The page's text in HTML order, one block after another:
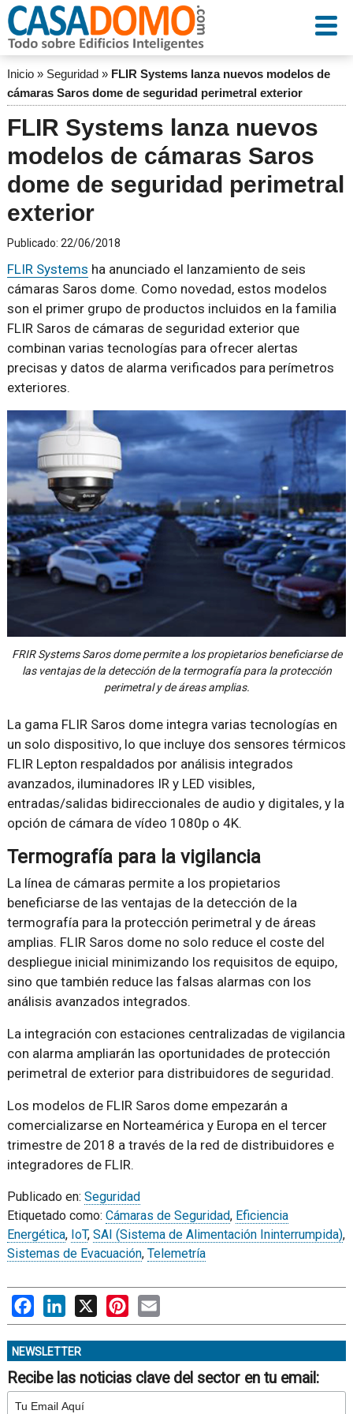
Inicio» Seguridad» FLIR Systems lanza nuevos modelos de
cámaras Saros dome de seguridad perimetral exterior
FLIR Systems lanza nuevos
modelos de cámaras Saros
dome de seguridad perimetral
exterior
Publicado: 22/06/2018
FLIR Systems ha anunciado el lanzamiento de seis
cámaras Saros dome. Como novedad, estos modelos
son el primer grupo de productos incluidos en la familia
FLIR Saros de cámaras de seguridad exterior que
combinan varias tecnologías para ofrecer alertas
precisas y datos de alarma verificados para perímetros
exteriores.
FRIR Systems Saros dome permite a los propietarios beneficiarse de
las ventajas de la detección de la termografía para la protección
perimetral y de áreas amplias.
La gama FLIR Saros dome integra varias tecnologías en
un solo dispositivo, lo que incluye dos sensores térmicos
FLIR Lepton respaldados por análisis integrados
avanzados, iluminadores IR y LED visibles,
entradas/salidas bidireccionales de audio y digitales, y la
opción de cámara de vídeo 1080p o 4K.
Termografía para la vigilancia
La línea de cámaras permite a los propietarios
beneficiarse de las ventajas de la detección de la
termografía para la protección perimetral y de áreas
amplias. FLIR Saros dome no solo reduce el coste del
despliegue inicial minimizando los requisitos de equipo,
sino que también reduce las falsas alarmas con los
análisis avanzados integrados.
La integración con estaciones centralizadas de vigilancia
con alarma ampliarán las oportunidades de protección
perimetral de exterior para distribuidores de seguridad.
Los modelos de FLIR Saros dome empezarán a
comercializarse en Norteamérica y Europa en el tercer
trimestre de 2018 a través de la red de distribuidores e
integradores de FLIR.
Publicado en: Seguridad
Etiquetado como: Cámaras de Seguridad, Eficiencia
Energética, IoT, SAI (Sistema de Alimentación Ininterrumpida),
Sistemas de Evacuación, Telemetría
FacebookLinkedIn Pinterest
NEWSLETTER
Recibe las noticias clave del sector en tu email: